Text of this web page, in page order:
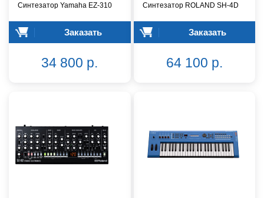
Синтезатор Yamaha EZ-310
Заказать
34 800 р.
Синтезатор ROLAND SH-4D
Заказать
64 100 р.